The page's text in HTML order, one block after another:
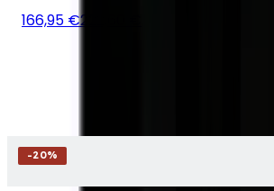
166,95 €222,60 €
-20%